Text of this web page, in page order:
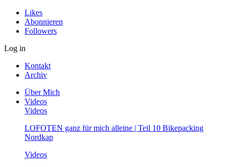
Likes
Abonnieren
Followers
Log in
Kontakt
Archiv
Über Mich
Videos
Videos
LOFOTEN ganz für mich alleine | Teil 10 Bikepacking
Nordkap
Videos